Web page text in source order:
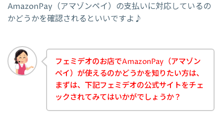
AmazonPay（アマゾンペイ）の支払いに対応しているの
かどうかを確認されるといいですよ♪
フェミデオのお店でAmazonPay（アマゾン
ペイ）が使えるのかどうかを知りたい方は、
まずは、下記フェミデオの公式サイトをチェ
ックされてみてはいかがでしょうか？